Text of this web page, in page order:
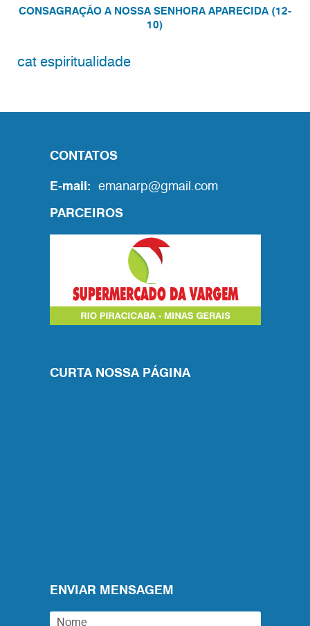
CONSAGRAÇÃO A NOSSA SENHORA APARECIDA (12-
10)
cat espiritualidade
CONTATOS
E-mail: emanarp@gmail.com
PARCEIROS
CURTA NOSSA PÁGINA
ENVIAR MENSAGEM